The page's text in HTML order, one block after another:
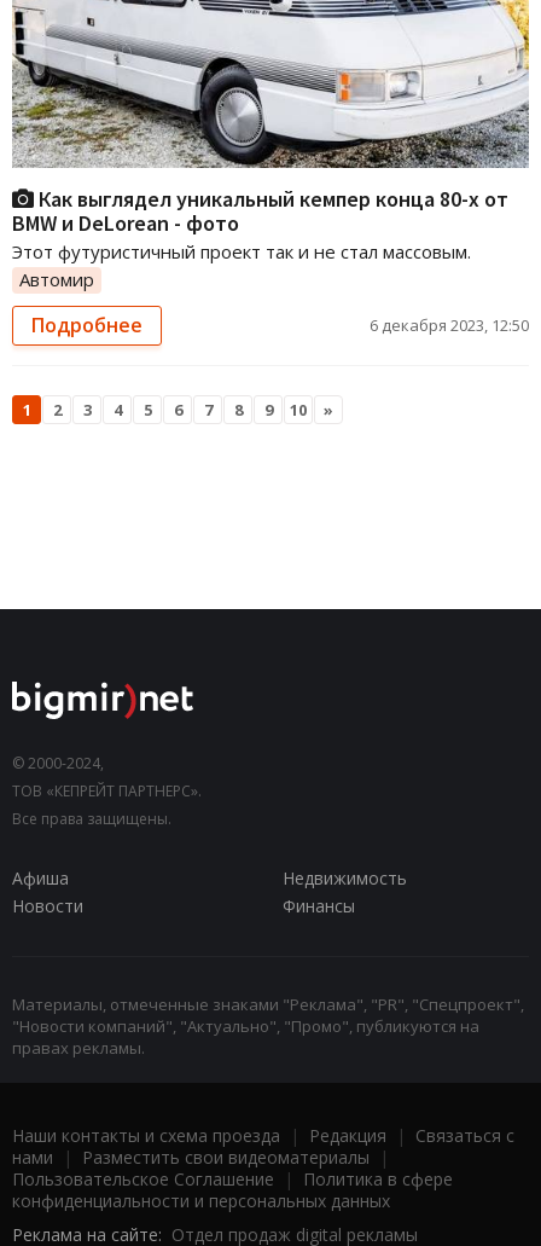
Как выглядел уникальный кемпер конца 80-х от
BMW и DeLorean - фото
Этот футуристичный проект так и не стал массовым.
Автомир
Подробнее 6 декабря 2023, 12:50
1 2 3 4 5 6 7 8 9 10 »
© 2000-2024,
ТОВ «КЕПРЕЙТ ПАРТНЕРС».
Все права защищены.
Афиша
Недвижимость
Новости
Финансы
Материалы, отмеченные знаками "Реклама", "PR", "Спецпроект",
"Новости компаний", "Актуально", "Промо", публикуются на
правах рекламы.
Наши контакты и схема проезда | Редакция | Связаться с
нами | Разместить свои видеоматериалы |
Пользовательское Соглашение |
Политика в сфере
конфиденциальности и персональных данных
Реклама на сайте: Отдел продаж digital рекламы